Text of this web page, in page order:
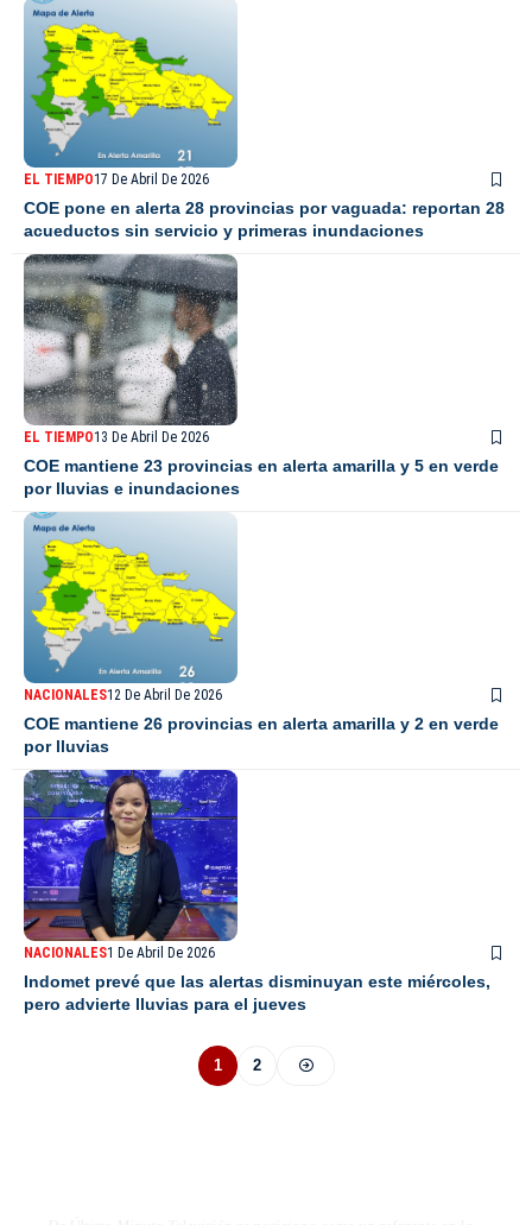
EL TIEMPO17 De Abril De 2026
COE pone en alerta 28 provincias por vaguada: reportan 28
acueductos sin servicio y primeras inundaciones
EL TIEMPO13 De Abril De 2026
COE mantiene 23 provincias en alerta amarilla y 5 en verde
por lluvias e inundaciones
NACIONALES12 De Abril De 2026
COE mantiene 26 provincias en alerta amarilla y 2 en verde
por lluvias
NACIONALES1 De Abril De 2026
Indomet prevé que las alertas disminuyan este miércoles,
pero advierte lluvias para el jueves
1 2